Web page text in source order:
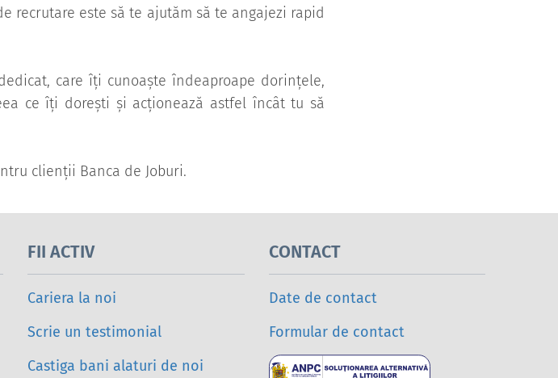
recrutare este să te ajutăm să te angajezi rapid
care îți cunoaște îndeaproape dorințele,
ce îți dorești și acționează astfel încât tu să
clienții Banca de Joburi.
FII ACTIV
Cariera la noi
Scrie un testimonial
Castiga bani alaturi de noi
CONTACT
Date de contact
Formular de contact